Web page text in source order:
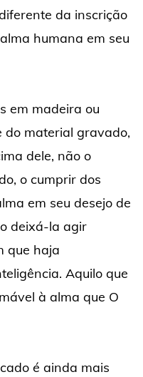
da inscrição
humana em seu
em madeira ou
material gravado,
dele, não o
o cumprir dos
em seu desejo de
deixá-la agir
que haja
Aquilo que
à alma que O
é ainda mais